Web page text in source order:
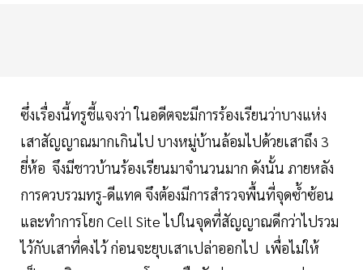
ซึ่งเรื่องนี้ทรูชี้แจงว่า ในอดีตจะมีการร้องเรียนว่าบางแห่ง
เสาสัญญาณมากเกินไป บางหมู่บ้านล้อมไปด้วยเสาถึง 3
ยี่ห้อ จึงมีชาวบ้านร้องเรียนมาจำนวนมาก ดังนั้น ภายหลัง
การควบรวมทรู-ดีแทค จึงต้องมีการสำรวจพื้นที่จุดซ้ำซ้อน
และทำการโยก Cell Site ไปในจุดที่สัญญาณดีกว่าไปรวม
ไว้กับเสาที่คงไว้ ก่อนจะยุบเสาเปล่าออกไป เพื่อไม่ให้